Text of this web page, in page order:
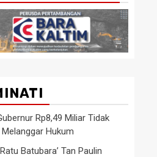
Rp8,49 Miliar Tidak
Hukum
Batubara’ Tan Paulin